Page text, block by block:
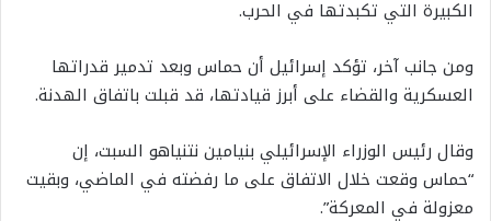
الكبيرة التي تكبدتها في الحرب.
ومن جانب آخر، تؤكد إسرائيل أن حماس وبعد تدمير قدراتها
العسكرية والقضاء على أبرز قيادتها، قد قبلت باتفاق الهدنة.
وقال رئيس الوزراء الإسرائيلي بنيامين نتنياهو السبت، إن
“حماس وقعت خلال الاتفاق على ما رفضته في الماضي، وبقيت
معزولة في المعركة”.